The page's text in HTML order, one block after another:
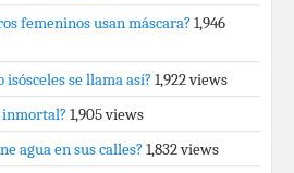
femeninos usan máscara? 1,946
se llama así? 1,922 views
inmortal? 1,905 views
agua en sus calles? 1,832 views